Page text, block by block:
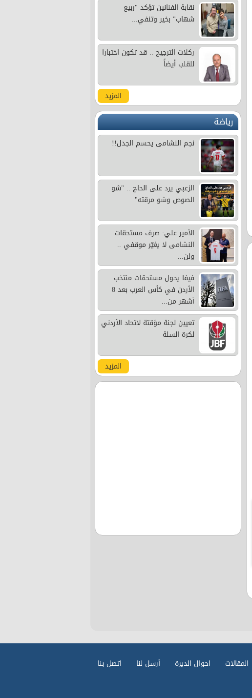
نقابة الفنانين تؤكد "ربيع
شهاب" بخير وتنفي...
ركلات الترجيح .. قد تكون اختبارا
للقلب أيضاً
المزيد
رياضة
نجم النشامى يحسم الجدل!!
الزعبي يرد على الحاج .. "شو
الصوص وشو مرقته"
الأمير علي: صرف مستحقات
النشامى لا يغيّر موقفي ..
ولن...
فيفا يحول مستحقات منتخب
الأردن في كأس العرب بعد 8
أشهر من...
تعيين لجنة مؤقتة لاتحاد الأردني
لكرة السلة
المزيد
المقالات احوال الديرة أرسل لنا اتصل بنا